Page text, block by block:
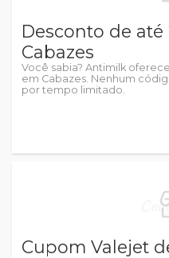
Desconto de até
Cabazes
Você sabia? Antimilk
em Cabazes. Nenhum
por tempo limitado.
Cupom Valejet